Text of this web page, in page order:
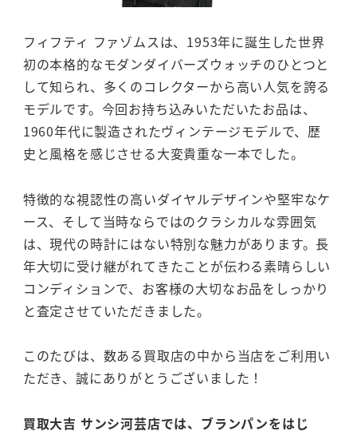
フィフティ ファゾムスは、1953年に誕生した世界
初の本格的なモダンダイバーズウォッチのひとつと
して知られ、多くのコレクターから高い人気を誇る
モデルです。今回お持ち込みいただいたお品は、
1960年代に製造されたヴィンテージモデルで、歴
史と風格を感じさせる大変貴重な一本でした。
特徴的な視認性の高いダイヤルデザインや堅牢なケ
ース、そして当時ならではのクラシカルな雰囲気
は、現代の時計にはない特別な魅力があります。長
年大切に受け継がれてきたことが伝わる素晴らしい
コンディションで、お客様の大切なお品をしっかり
と査定させていただきました。
このたびは、数ある買取店の中から当店をご利用い
ただき、誠にありがとうございました！
買取大吉 サンシ河芸店では、ブランパンをはじ